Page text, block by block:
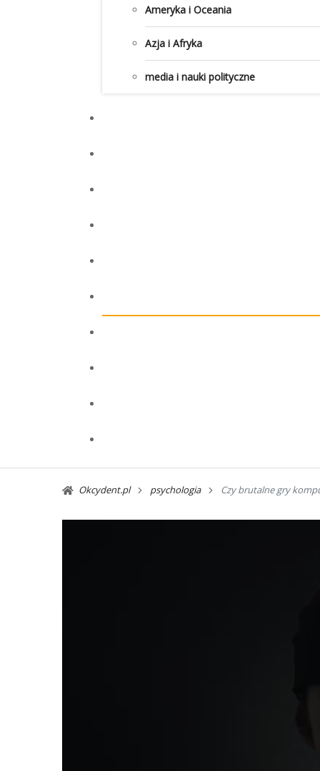
Ameryka i Oceania
Azja i Afryka
media i nauki polityczne
Okcydent.pl psychologia Czy brutalne gry